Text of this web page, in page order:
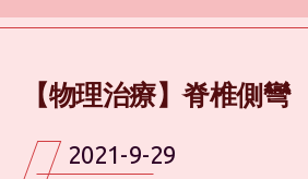
【物理治療】脊椎側彎
2021-9-29